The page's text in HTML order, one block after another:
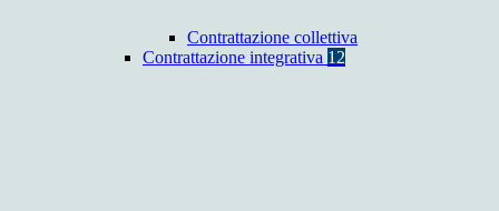
Contrattazione collettiva
Contrattazione integrativa 12